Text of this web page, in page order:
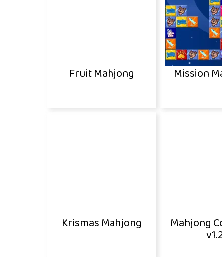
Fruit Mahjong Mission
Krismas Mahjong Mahjong